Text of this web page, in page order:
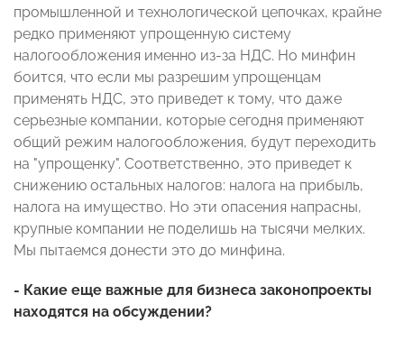
промышленной и технологической цепочках, крайне
редко применяют упрощенную систему
налогообложения именно из-за НДС. Но минфин
боится, что если мы разрешим упрощенцам
применять НДС, это приведет к тому, что даже
серьезные компании, которые сегодня применяют
общий режим налогообложения, будут переходить
на "упрощенку". Соответственно, это приведет к
снижению остальных налогов: налога на прибыль,
налога на имущество. Но эти опасения напрасны,
крупные компании не поделишь на тысячи мелких.
Мы пытаемся донести это до минфина.
- Какие еще важные для бизнеса законопроекты
находятся на обсуждении?